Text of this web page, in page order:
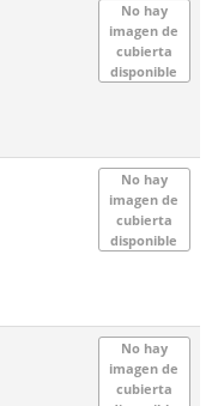
No hay
imagen de
cubierta
disponible
No hay
imagen de
cubierta
disponible
No hay
imagen de
cubierta